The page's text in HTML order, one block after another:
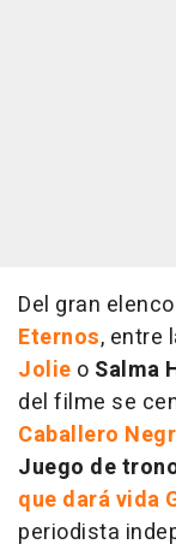
Del gran
Eternos, entre
Jolie o Salma
del filme se
Caballero
Juego de
que dará vida
periodista